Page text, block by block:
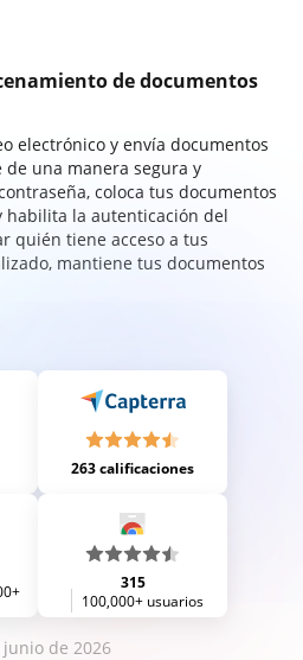
de documentos
electrónico y envía documentos
una manera segura y
coloca tus documentos
habilita la autenticación del
quién tiene acceso a tus
mantiene tus documentos
263 calificaciones
315
100,000+ usuarios
de 2026